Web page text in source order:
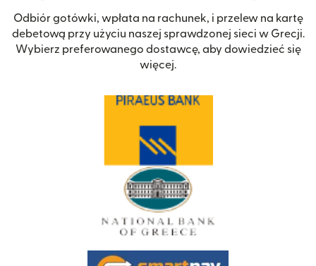
Odbiór gotówki, wpłata na rachunek, i przelew na kartę
debetową przy użyciu naszej sprawdzonej sieci w Grecji.
Wybierz preferowanego dostawcę, aby dowiedzieć się
więcej.